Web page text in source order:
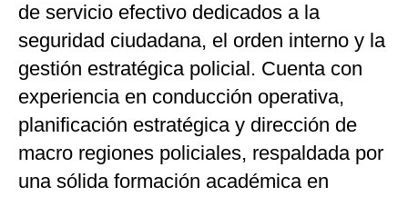
de servicio efectivo dedicados a la
seguridad ciudadana, el orden interno y la
gestión estratégica policial. Cuenta con
experiencia en conducción operativa,
planificación estratégica y dirección de
macro regiones policiales, respaldada por
una sólida formación académica en